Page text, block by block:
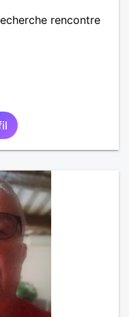
rencontre